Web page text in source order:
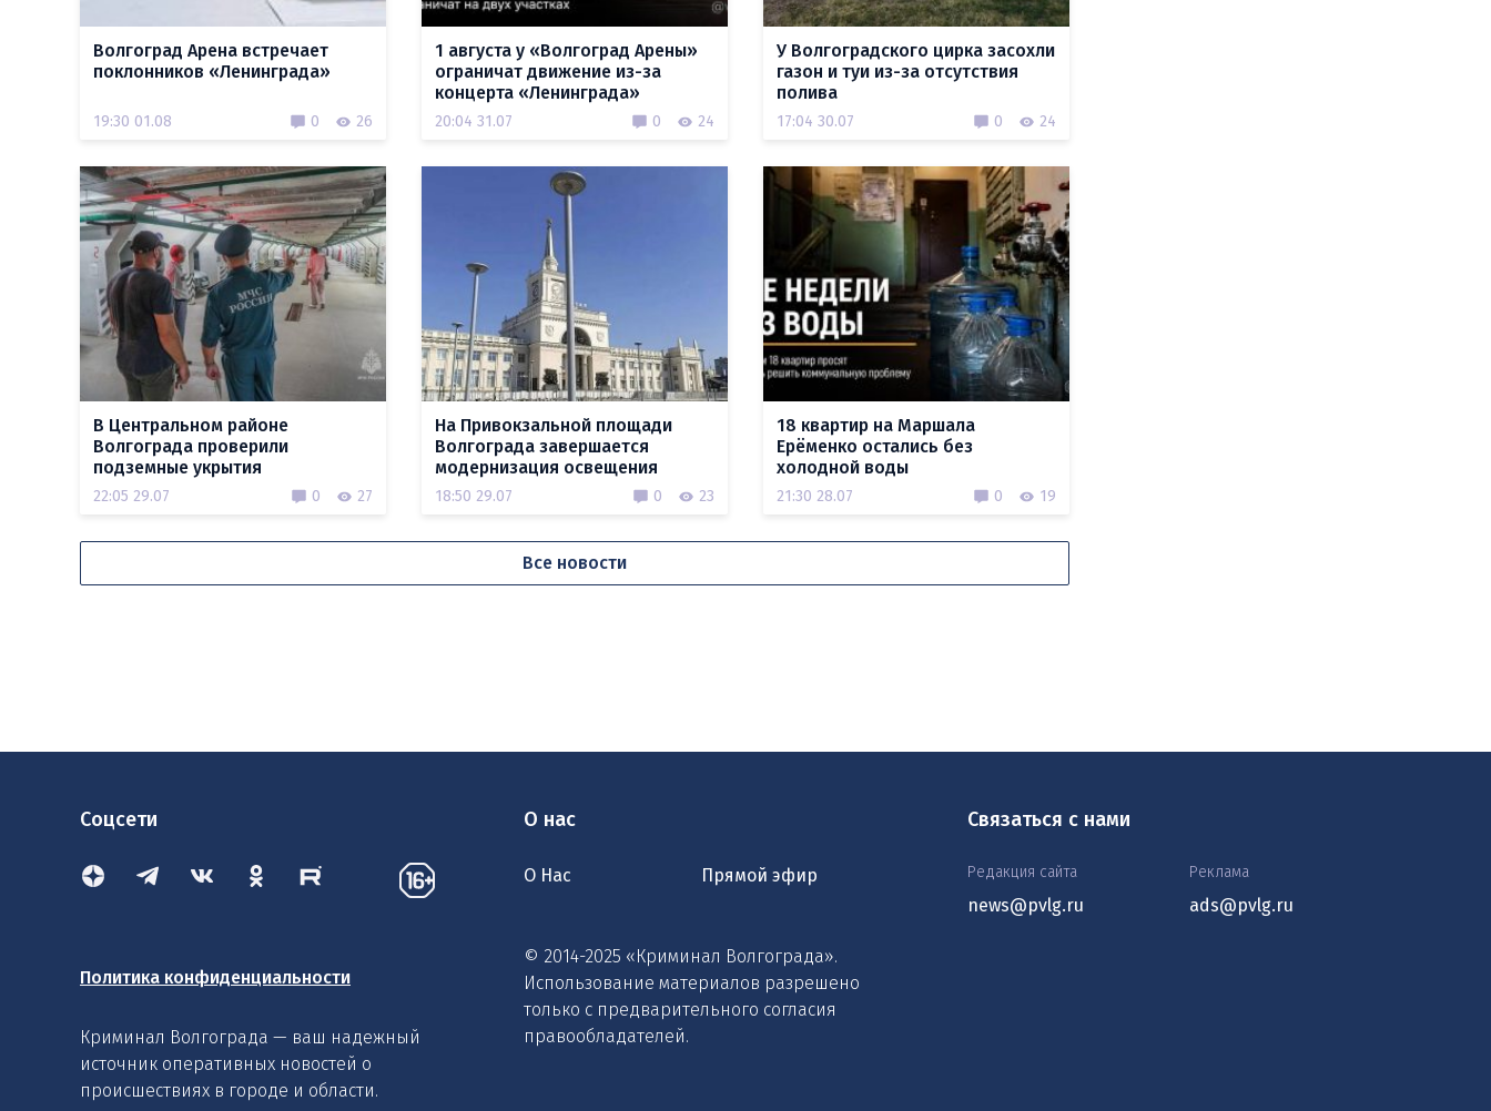
Волгоград Арена встречает
поклонников «Ленинграда»
19:30 01.08 0 26
1 августа у «Волгоград Арены»
ограничат движение из-за
концерта «Ленинграда»
20:04 31.07 0 24
У Волгоградского цирка засохли
газон и туи из-за отсутствия
полива
17:04 30.07 0 24
В Центральном районе
Волгограда проверили
подземные укрытия
22:05 29.07 0 27
На Привокзальной площади
Волгограда завершается
модернизация освещения
18:50 29.07 0 23
18 квартир на Маршала
Ерёменко остались без
холодной воды
21:30 28.07 0 19
Все новости
Соцсети
Политика конфиденциальности
Криминал Волгограда — ваш надежный
источник оперативных новостей о
происшествиях в городе и области.
О нас
О Нас Прямой эфир
© 2014-2025 «Криминал Волгограда».
Использование материалов разрешено
только с предварительного согласия
правообладателей.
Связаться с нами
Редакция сайта
news@pvlg.ru
Реклама
ads@pvlg.ru